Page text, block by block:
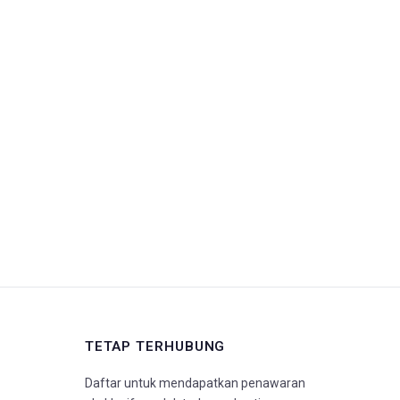
TETAP TERHUBUNG
Daftar untuk mendapatkan penawaran